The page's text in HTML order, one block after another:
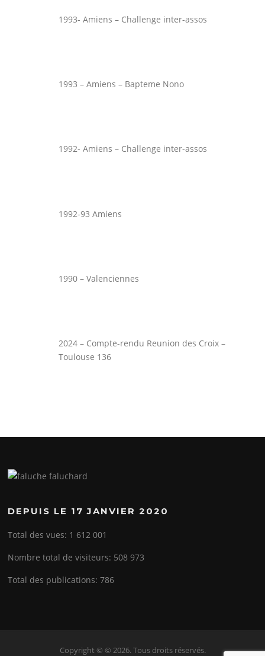
1993- Amiens – Challenge inter-assos
1993 – Amiens – Bapteme Nono
1992- Amiens – Challenge inter-assos
1992-93 Amiens
1990 – Valenciennes
2024 – Compte-rendu Reunion des Croix –
Toulouse 136
DEPUIS LE 17 JANVIER 2020
Total des vues: 1 612 001
Nombre total de visiteurs: 508 973
Total des publications:786
Copyright © © 2026. Tous droits réservés.